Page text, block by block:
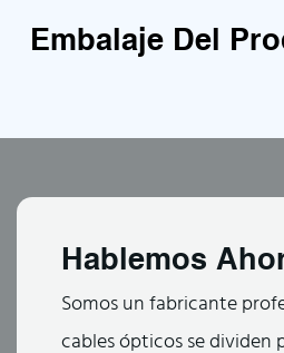
Embalaje Del
Hablemos
Somos un fabricante
cables ópticos se